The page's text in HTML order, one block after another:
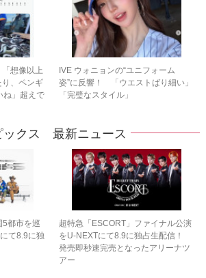
「想像以上
、ペンギ
ね」超えで
IVE ウォニョンの“ユニフォーム
姿”に反響！ 「ウエストばり細い」
「完璧なスタイル」
ックス 最新ニュース
5都市を巡
て8.9に独
超特急「ESCORT」ファイナル公演
をU-NEXTにて8.9に独占生配信！
発売即秒速完売となったアリーナツ
アー